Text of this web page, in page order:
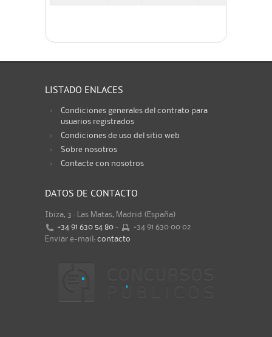
LISTADO ENLACES
Condiciones generales del contrato para
usuarios registrados
Condiciones de uso del sitio web
Sobre nosotros
Contacte con nosotros
DATOS DE CONTACTO
Ibiza, 3 · Las Matas, Madrid (España)
+34 91 630 54 80 -
+34 91 630 00 02
Enviar e-mail: contacto